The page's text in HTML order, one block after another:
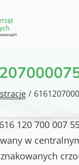
/
616 120 700 007
w